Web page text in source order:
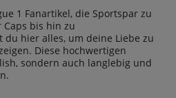
1 Fanartikel, die Sportspar zu
Caps bis hin zu
du hier alles, um deine Liebe zu
Diese hochwertigen
sondern auch langlebig und